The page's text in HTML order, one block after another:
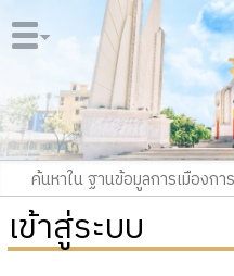
เข้าสู่ระบบ